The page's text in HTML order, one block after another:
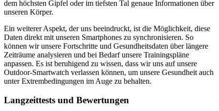
dem höchsten Gipfel oder im tiefsten Tal genaue Informationen über
unseren Körper.
Ein weiterer Aspekt, der uns beeindruckt, ist die Möglichkeit, diese
Daten direkt mit unseren Smartphones zu synchronisieren. So
können wir unsere Fortschritte und Gesundheitsdaten über längere
Zeiträume analysieren und bei Bedarf unsere Trainingspläne
anpassen. Es ist beruhigend zu wissen, dass wir uns auf unsere
Outdoor-Smartwatch verlassen können, um unsere Gesundheit auch
unter Extrembedingungen im Auge zu behalten.
Langzeittests und Bewertungen